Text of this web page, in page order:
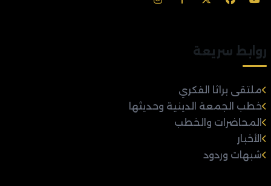
روابط سريعة
ملتقى براثا الفكري
خطب الجمعة الدينية وحديثها
المحاضرات والخطب
الأخبار
شبهات وردود